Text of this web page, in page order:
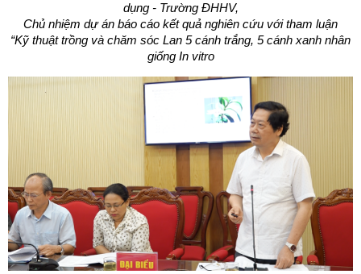
dụng - Trường ĐHHV,
Chủ nhiệm dự án báo cáo kết quả nghiên cứu với tham luận
“Kỹ thuật trồng và chăm sóc Lan 5 cánh trắng, 5 cánh xanh nhân
giống In vitro